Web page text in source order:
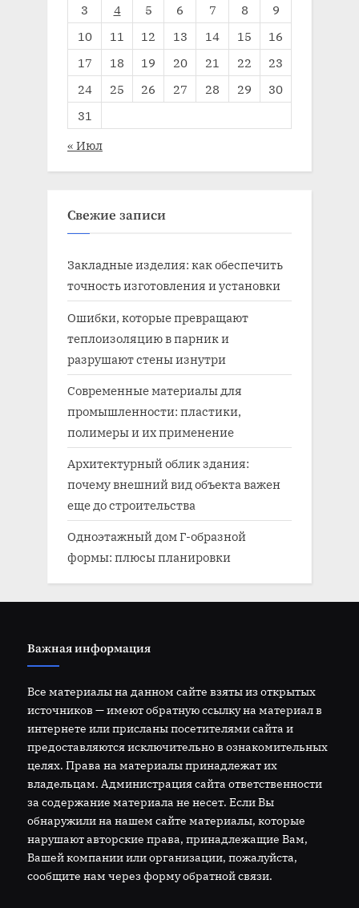
3
4 5 6 7 8
9
10
11 12 13 14 15
16
17
18 19 20 21 22
23
24
25 26 27 28 29
30
31
« Июл
Свежие записи
Закладные изделия: как обеспечить
точность изготовления и установки
Ошибки, которые превращают
теплоизоляцию в парник и
разрушают стены изнутри
Современные материалы для
промышленности: пластики,
полимеры и их применение
Архитектурный облик здания:
почему внешний вид объекта важен
еще до строительства
Одноэтажный дом Г-образной
формы: плюсы планировки
Важная информация
Все материалы на данном сайте взяты из открытых
источников — имеют обратную ссылку на материал в
интернете или присланы посетителями сайта и
предоставляются исключительно в ознакомительных
целях. Права на материалы принадлежат их
владельцам. Администрация сайта ответственности
за содержание материала не несет. Если Вы
обнаружили на нашем сайте материалы, которые
нарушают авторские права, принадлежащие Вам,
Вашей компании или организации, пожалуйста,
сообщите нам через форму обратной связи.